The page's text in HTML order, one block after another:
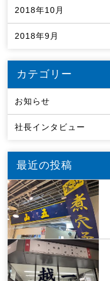
2018年10月
2018年9月
カテゴリー
お知らせ
社長インタビュー
最近の投稿